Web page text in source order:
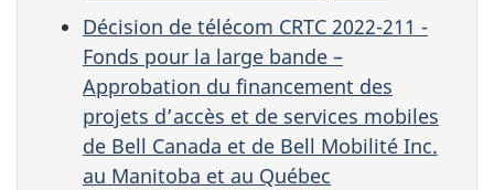
Décision de télécom CRTC 2022-211 -
Fonds pour la large bande –
Approbation du financement des
projets d’accès et de services mobiles
de Bell Canada et de Bell Mobilité Inc.
au Manitoba et au Québec